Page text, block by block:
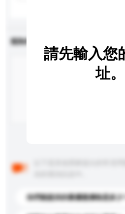
查詢內容
你們能提供的最優惠價格是多少
請先輸入您
址。